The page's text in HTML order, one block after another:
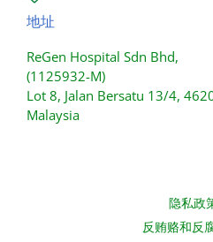
地址
ReGen Hospital Sdn Bhd,
(1125932-M)
Lot 8, Jalan Bersatu 13/4,
Malaysia
隐私政
反贿赂和反